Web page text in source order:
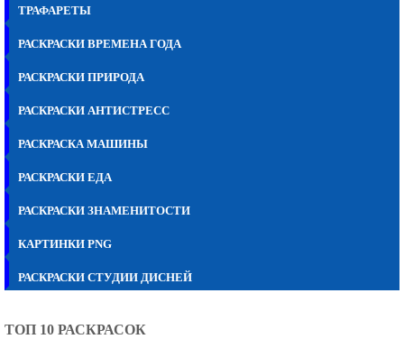
ТРАФАРЕТЫ
РАСКРАСКИ ВРЕМЕНА ГОДА
РАСКРАСКИ ПРИРОДА
РАСКРАСКИ АНТИСТРЕСС
РАСКРАСКА МАШИНЫ
РАСКРАСКИ ЕДА
РАСКРАСКИ ЗНАМЕНИТОСТИ
КАРТИНКИ PNG
РАСКРАСКИ СТУДИИ ДИСНЕЙ
ТОП 10 РАСКРАСОК